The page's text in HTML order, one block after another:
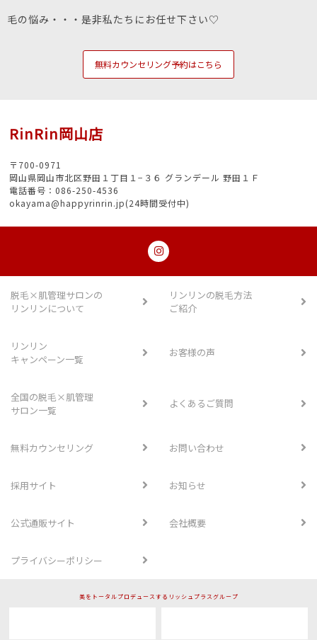
毛の悩み・・・是非私たちにお任せ下さい♡
無料カウンセリング予約はこちら
RinRin岡山店
〒700-0971
岡山県岡山市北区野田１丁目１−３６ グランデール 野田１Ｆ
電話番号：086-250-4536
okayama@happyrinrin.jp(24時間受付中)
脱毛×肌管理サロンの
リンリンについて
リンリンの脱毛方法
ご紹介
リンリン
キャンペーン一覧
お客様の声
全国の脱毛×肌管理
サロン一覧
よくあるご質問
無料カウンセリング お問い合わせ
採用サイト お知らせ
公式通販サイト 会社概要
プライバシーポリシー
美をトータルプロデュースするリッシュプラスグループ